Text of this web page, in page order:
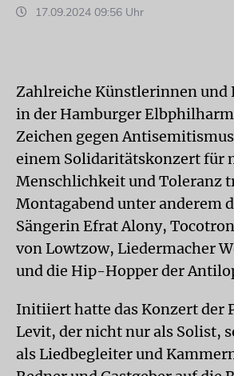
17.09.2024 09:56 Uhr
Zahlreiche Künstlerinnen und
in der Hamburger
Zeichen gegen
einem Solidaritätskonzert für
Menschlichkeit und Toleranz
Montagabend unter anderem
Sängerin Efrat Alony,
von Lowtzow, Liedermacher
und die Hip-Hopper der
Initiiert hatte das Konzert der
Levit, der nicht nur als Solist,
als Liedbegleiter und